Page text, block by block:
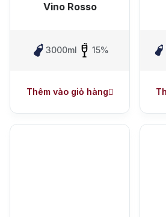
Vino Rosso
3000ml 15%
Thêm vào giỏ hàng